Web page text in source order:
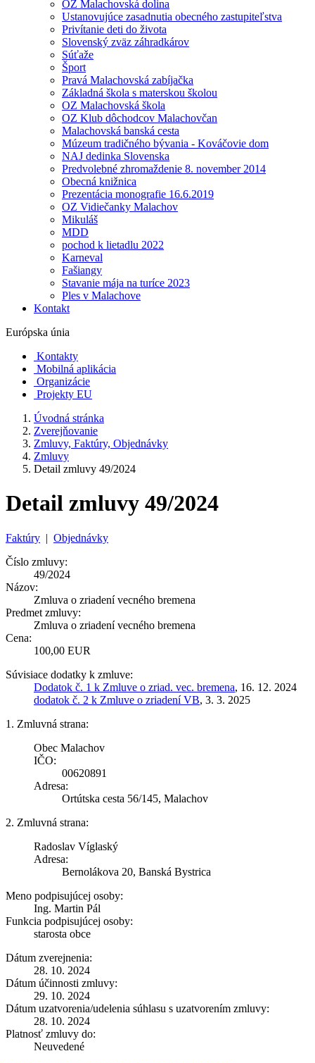
OZ Malachovská dolina
Ustanovujúce zasadnutia obecného zastupiteľstva
Privítanie deti do života
Slovenský zväz záhradkárov
Súťaže
Šport
Pravá Malachovská zabíjačka
Základná škola s materskou školou
OZ Malachovská škola
OZ Klub dôchodcov Malachovčan
Malachovská banská cesta
Múzeum tradičného bývania - Kováčovie dom
NAJ dedinka Slovenska
Predvolebné zhromaždenie 8. november 2014
Obecná knižnica
Prezentácia monografie 16.6.2019
OZ Vidiečanky Malachov
Mikuláš
MDD
pochod k lietadlu 2022
Karneval
Fašiangy
Stavanie mája na turíce 2023
Ples v Malachove
Kontakt
Európska únia
Kontakty
Mobilná aplikácia
Organizácie
Projekty EU
Úvodná stránka
Zverejňovanie
Zmluvy, Faktúry, Objednávky
Zmluvy
Detail zmluvy 49/2024
Detail zmluvy 49/2024
Faktúry | Objednávky
Číslo zmluvy:
49/2024
Názov:
Zmluva o zriadení vecného bremena
Predmet zmluvy:
Zmluva o zriadení vecného bremena
Cena:
100,00 EUR
Súvisiace dodatky k zmluve:
Dodatok č. 1 k Zmluve o zriad. vec. bremena, 16. 12. 2024
dodatok č. 2 k Zmluve o zriadení VB, 3. 3. 2025
1. Zmluvná strana:
Obec Malachov
IČO:
00620891
Adresa:
Ortútska cesta 56/145, Malachov
2. Zmluvná strana:
Radoslav Víglaský
Adresa:
Bernolákova 20, Banská Bystrica
Meno podpisujúcej osoby:
Ing. Martin Pál
Funkcia podpisujúcej osoby:
starosta obce
Dátum zverejnenia:
28. 10. 2024
Dátum účinnosti zmluvy:
29. 10. 2024
Dátum uzatvorenia/udelenia súhlasu s uzatvorením zmluvy:
28. 10. 2024
Platnosť zmluvy do:
Neuvedené